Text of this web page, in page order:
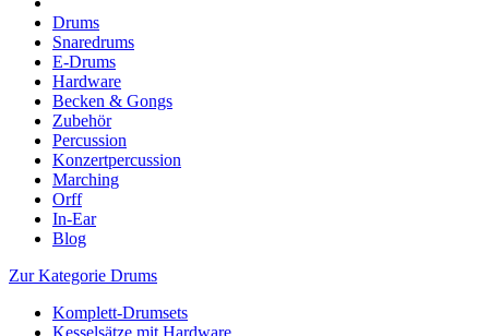
Drums
Snaredrums
E-Drums
Hardware
Becken & Gongs
Zubehör
Percussion
Konzertpercussion
Marching
Orff
In-Ear
Blog
Zur Kategorie Drums
Komplett-Drumsets
Kesselsätze mit Hardware